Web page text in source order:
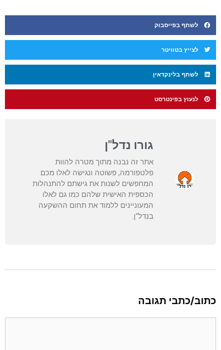
לשתף בפייסבוק
לצייץ בטוויטר
לשתף בלינקדאין
לנעוץ בפינטרסט
גורו נדל"ן
אתר זה נבנה מתוך מטרה להוות
פלטפורמה, פשוטה ונגישה לאלו מכם
המחפשים לשנות את גישתם להתנהלות
הכספית האישית שלהם כמו גם לאלו
המעוניינים ללמוד את תחום ההשקעה
בנדל"ן.
כתוב/כתבי תגובה